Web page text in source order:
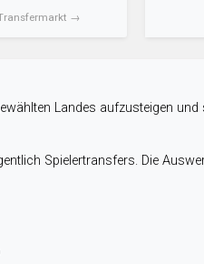
→
Landes aufzusteigen und
Spielertransfers. Die